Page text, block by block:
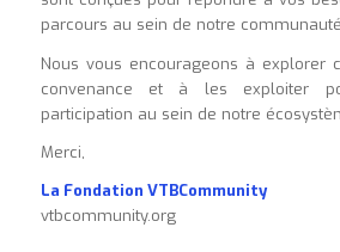
parcours au sein de notre
Nous vous encourageons à explorer
convenance et à les exploiter
participation au sein de notre
Merci,
La Fondation VTBCommunity
vtbcommunity.org